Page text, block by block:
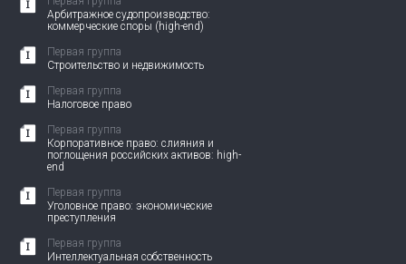
Арбитражное судопроизводство:
коммерческие споры (high-end)
Первая группа
Строительство и недвижимость
Первая группа
Налоговое право
Первая группа
Корпоративное право: слияния и
поглощения российских активов: high-
end
Первая группа
Уголовное право: экономические
преступления
Первая группа
Интеллектуальная собственность